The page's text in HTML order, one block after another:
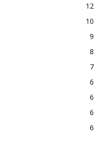
12
10
9
8
7
6
6
6
6